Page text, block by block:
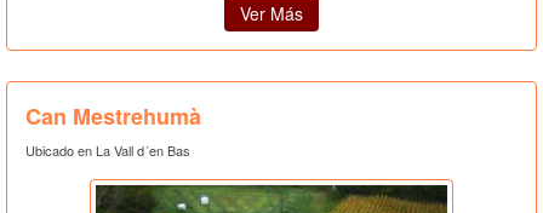
Ver Más
Can Mestrehumà
Ubicado en La Vall d´en Bas